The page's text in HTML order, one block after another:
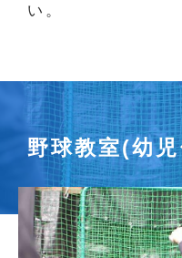
い。
野球教室(幼